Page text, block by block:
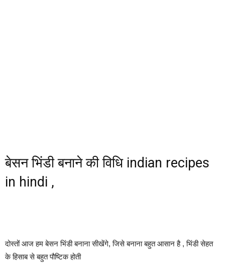
बेसन भिंडी बनाने की विधि indian recipes
in hindi ,
दोस्तों आज हम बेसन भिंडी बनाना सीखेंगे, जिसे बनाना बहुत आसान है , भिंडी सेहत
के हिसाब से बहुत पौष्टिक होती